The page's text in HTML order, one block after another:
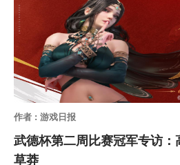
作者 : 游戏日报
武德杯第二周比赛冠军专访
草莽